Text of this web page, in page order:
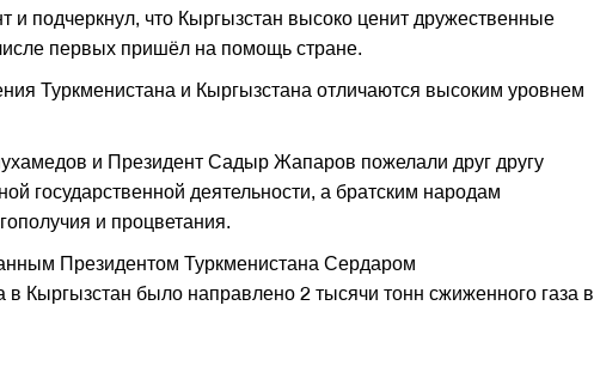
и подчеркнул, что Кыргызстан высоко ценит дружественные
первых пришёл на помощь стране.
Туркменистана и Кыргызстана отличаются высоким уровнем
и Президент Садыр Жапаров пожелали друг другу
государственной деятельности, а братским народам
и процветания.
Президентом Туркменистана Сердаром
Кыргызстан было направлено 2 тысячи тонн сжиженного газа в